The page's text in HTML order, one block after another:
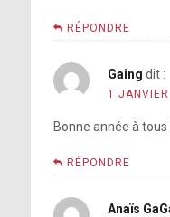
RÉPONDRE
Gaing dit :
1
Bonne année à
RÉPONDRE
Anaïs